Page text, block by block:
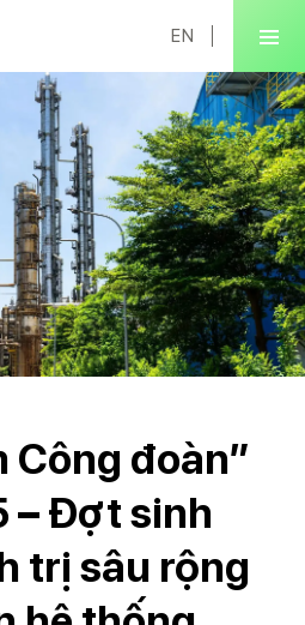
EN
Công đoàn”
– Đợt sinh
trị sâu rộng